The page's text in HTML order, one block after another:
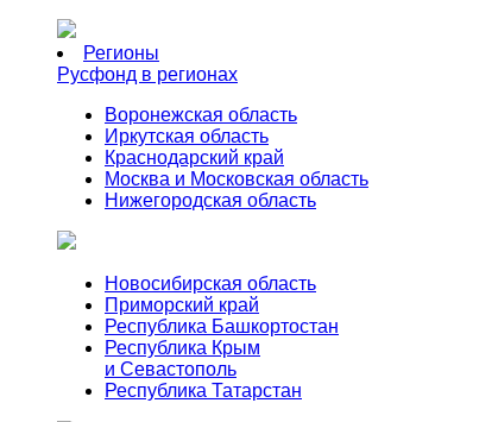
Регионы
Русфонд в регионах
Воронежская область
Иркутская область
Краснодарский край
Москва и Московская область
Нижегородская область
Новосибирская область
Приморский край
Республика Башкортостан
Республика Крым
и Севастополь
Республика Татарстан